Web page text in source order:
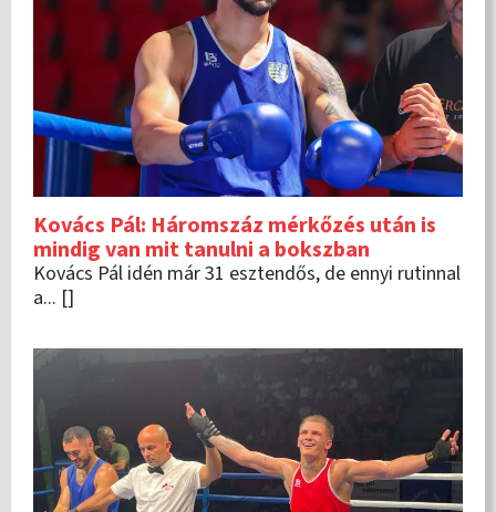
Kovács Pál: Háromszáz mérkőzés után is
mindig van mit tanulni a bokszban
Kovács Pál idén már 31 esztendős, de ennyi rutinnal
a... []